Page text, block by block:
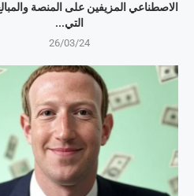
الاصطناعي المزيفين على المنصة
التي...
26/03/24